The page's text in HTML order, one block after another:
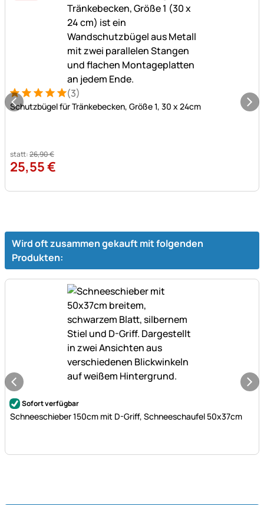
Bewertung: 5 von 5 (3 Bewertungen)
3 Bewertungen
(3)
Schutzbügel für Tränkebecken, Größe 1, 30 x 24cm
statt:26,90€
25,55€
Wird oft zusammen gekauft mit folgenden
Produkten:
Noch keine Bewertungen abgegeben
Sofort verfügbar
Schneeschieber 150cm mit D-Griff, Schneeschaufel 50x37cm